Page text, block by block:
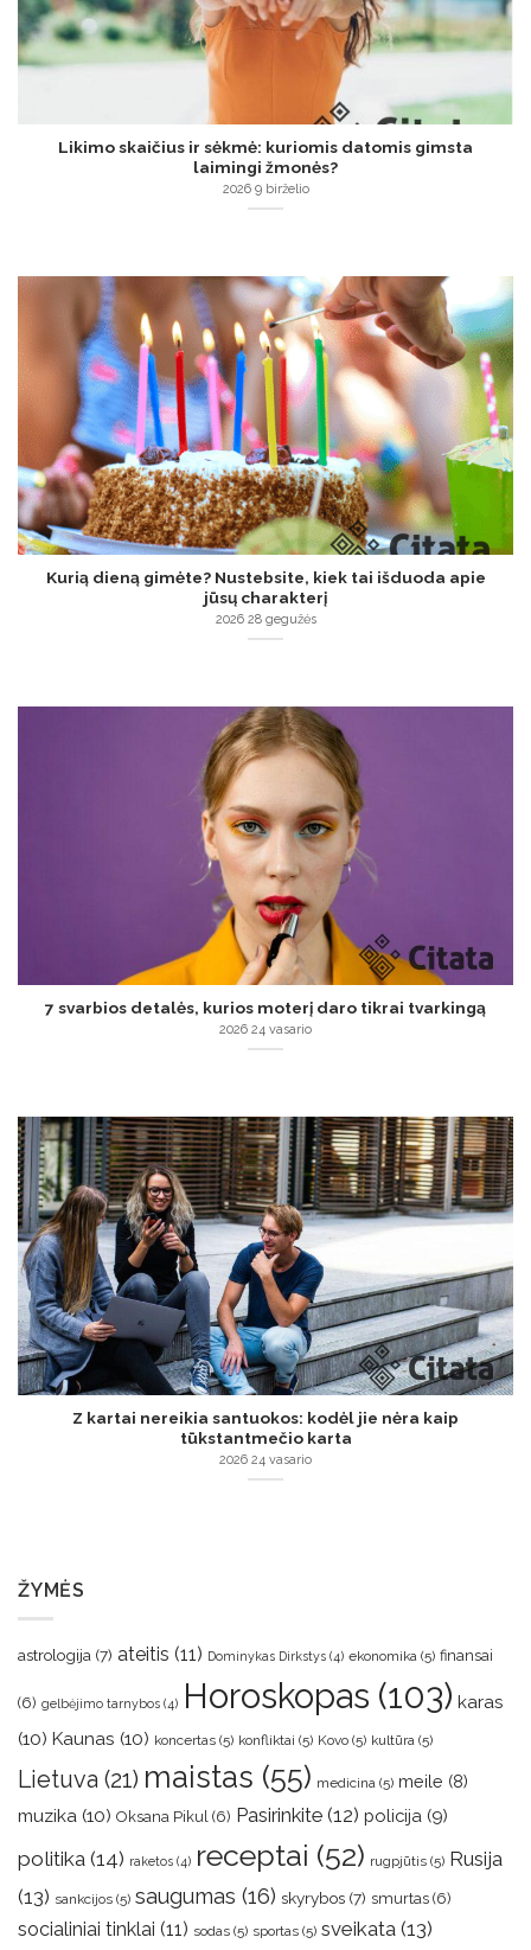
Likimo skaičius ir sėkmė: kuriomis datomis gimsta
laimingi žmonės?
2026 9 birželio
Kurią dieną gimėte? Nustebsite, kiek tai išduoda apie
jūsų charakterį
2026 28 gegužės
7 svarbios detalės, kurios moterį daro tikrai tvarkingą
2026 24 vasario
Z kartai nereikia santuokos: kodėl jie nėra kaip
tūkstantmečio karta
2026 24 vasario
ŽYMĖS
astrologija (7) ateitis (11) Dominykas Dirkstys (4) ekonomika (5) finansai
(6) gelbėjimo tarnybos (4) Horoskopas (103) karas
(10) Kaunas (10) koncertas (5) konfliktai (5) Kovo (5) kultūra (5)
Lietuva (21) maistas (55) medicina (5) meile (8)
muzika (10) Oksana Pikul (6) Pasirinkite (12) policija (9)
politika (14) raketos (4) receptai (52) rugpjūtis (5) Rusija
(13) sankcijos (5) saugumas (16) skyrybos (7) smurtas (6)
socialiniai tinklai (11) sodas (5) sportas (5) sveikata (13)